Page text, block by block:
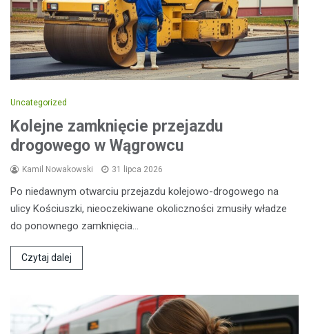
Uncategorized
Kolejne zamknięcie przejazdu
drogowego w Wągrowcu
Kamil Nowakowski 31 lipca 2026
Po niedawnym otwarciu przejazdu kolejowo-drogowego na
ulicy Kościuszki, nieoczekiwane okoliczności zmusiły władze
do ponownego zamknięcia…
Czytaj dalej